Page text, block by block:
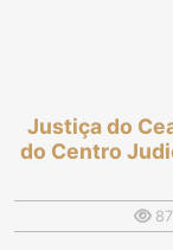
Justiça do
do Centro